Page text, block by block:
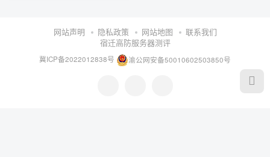
网站声明 隐私政策 网站地图
联系我们
宿迁高防服务器测评
冀ICP备2022012838号 渝公网安备50010602503850号